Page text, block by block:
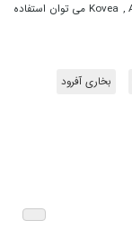
کپسول های تمامی برند ها از جمله Kovea , Alps , Primus , Honest می توان استفاده
بخاری آفرود